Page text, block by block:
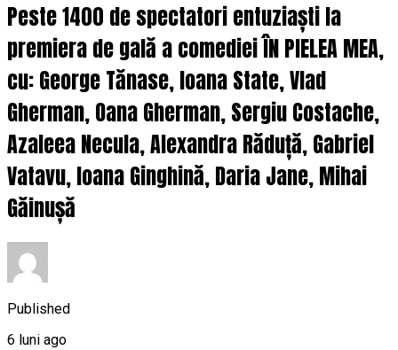
Peste 1400 de spectatori entuziaști la
premiera de gală a comediei ÎN PIELEA MEA,
cu: George Tănase, Ioana State, Vlad
Gherman, Oana Gherman, Sergiu Costache,
Azaleea Necula, Alexandra Răduță, Gabriel
Vatavu, Ioana Ginghină, Daria Jane, Mihai
Găinușă
Published
6 luni ago